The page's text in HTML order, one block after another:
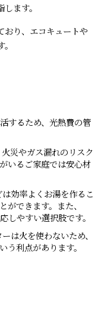
ます。
おり、エコキュートや
するため、光熱費の管
災やガス漏れのリスク
いるご家庭では安心材
効率よくお湯を作るこ
ができます。また、
しやすい選択肢です。
は火を使わないため、
う利点があります。